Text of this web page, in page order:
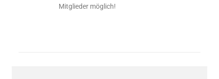
Mitglieder möglich!